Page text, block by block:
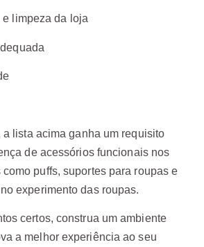
limpeza da loja
a lista acima ganha um requisito
de acessórios funcionais nos
puffs, suportes para roupas e
experimento das roupas.
certos, construa um ambiente
a melhor experiência ao seu